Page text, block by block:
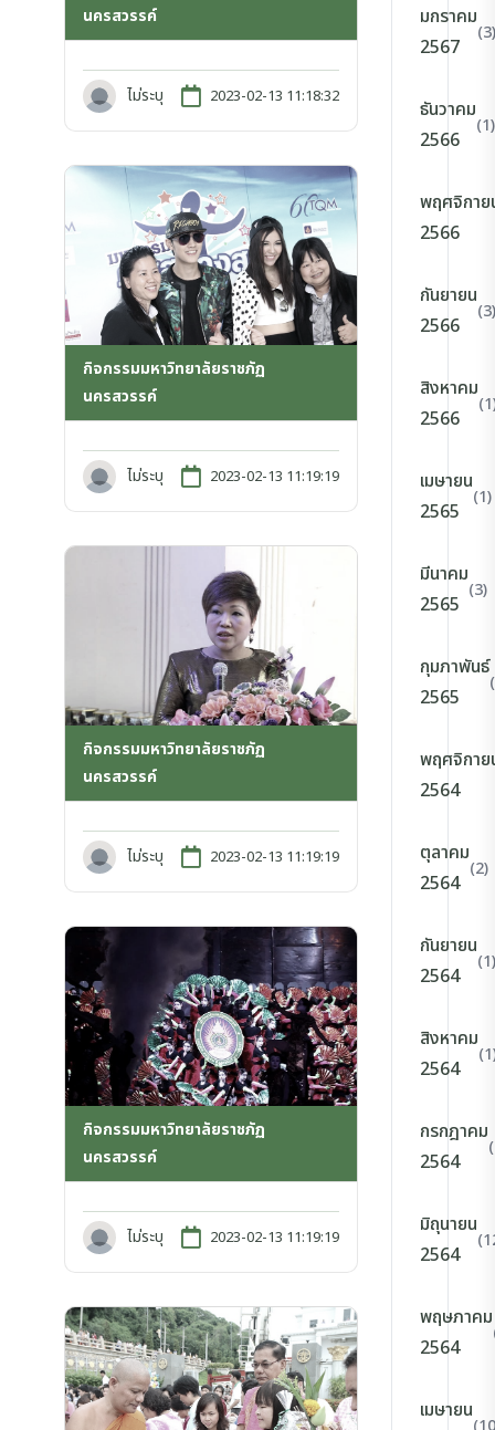
นครสวรรค์
ไม่ระบุ 2023-02-13 11:18:32
กิจกรรมมหาวิทยาลัยราชภัฏ
นครสวรรค์
ไม่ระบุ 2023-02-13 11:19:19
กิจกรรมมหาวิทยาลัยราชภัฏ
นครสวรรค์
ไม่ระบุ 2023-02-13 11:19:19
กิจกรรมมหาวิทยาลัยราชภัฏ
นครสวรรค์
ไม่ระบุ 2023-02-13 11:19:19
มกราคม
2567
(3)
ธันวาคม
2566
(1)
พฤศจิกาย
2566
กันยายน
2566
(3)
สิงหาคม
2566
เมษายน
2565
(1)
มีนาคม
2565
(3)
กุมภาพันธ์
2565
พฤศจิกาย
2564
ตุลาคม
2564
(2)
กันยายน
2564
(1)
สิงหาคม
2564
กรกฎาคม
2564
มิถุนายน
2564
พฤษภาคม
2564
เมษายน